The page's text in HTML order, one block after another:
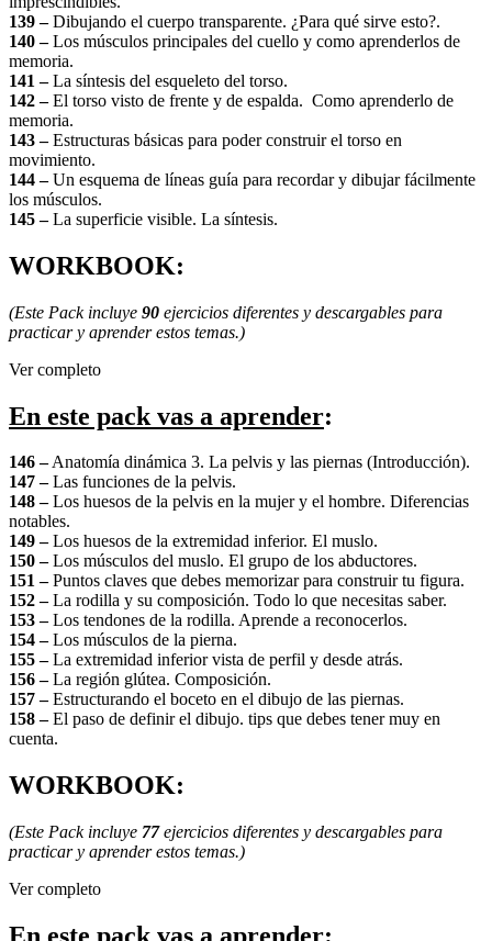
139 –Dibujando el cuerpo transparente. ¿Para qué sirve esto?.
140 –Los músculos principales del cuello y como aprenderlos de
memoria.
141 –La síntesis del esqueleto del torso.
142 –El torso visto de frente y de espalda. Como aprenderlo de
memoria.
143 –Estructuras básicas para poder construir el torso en
movimiento.
144 –Un esquema de líneas guía para recordar y dibujar fácilmente
los músculos.
145 –La superficie visible. La síntesis.
WORKBOOK:
(Este Pack incluye 90 ejercicios diferentes y descargables para
practicar y aprender estos temas.)
Ver completo
En este pack vas a aprender:
146 –Anatomía dinámica 3. La pelvis y las piernas (Introducción).
147 –Las funciones de la pelvis.
148 –Los huesos de la pelvis en la mujer y el hombre. Diferencias
notables.
149 –Los huesos de la extremidad inferior. El muslo.
150 –Los músculos del muslo. El grupo de los abductores.
151 –Puntos claves que debes memorizar para construir tu figura.
152 –La rodilla y su composición. Todo lo que necesitas saber.
153 –Los tendones de la rodilla. Aprende a reconocerlos.
154 –Los músculos de la pierna.
155 –La extremidad inferior vista de perfil y desde atrás.
156 –La región glútea. Composición.
157 –Estructurando el boceto en el dibujo de las piernas.
158 –El paso de definir el dibujo. tips que debes tener muy en
cuenta.
WORKBOOK:
(Este Pack incluye 77ejercicios diferentes y descargables para
practicar y aprender estos temas.)
Ver completo